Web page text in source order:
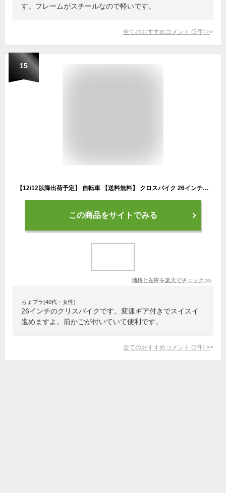
す。フレームがスチールなので軽いです。
全てのおすすめコメント (5件) >
15
【12/12以降出荷予定】 自転車 【送料無料】 クロスバイク 26インチ 自転車 6段変速 カゴ クロスバイク 通勤 通学 【クロスバイク 通勤】 T-MCA266-43- ピンク カゴ付き クロスバイク シティクルーザー 700c 自転車 街乗り 当店自慢のオススメ商品
この商品をサイトでみる
価格と在庫を楽天でチェック >>
ちょプラ(40代・女性)
26インチのクリスバイクです。変速ギア付きでスイスイ
進めますよ。前かごが付いていて便利です。
全てのおすすめコメント (2件) >